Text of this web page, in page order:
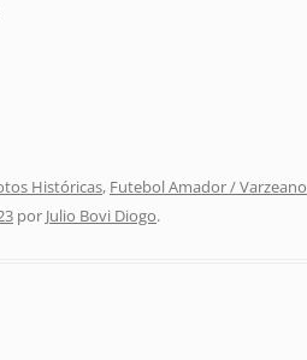
Históricas, Futebol Amador / Varzeano
por Julio Bovi Diogo.